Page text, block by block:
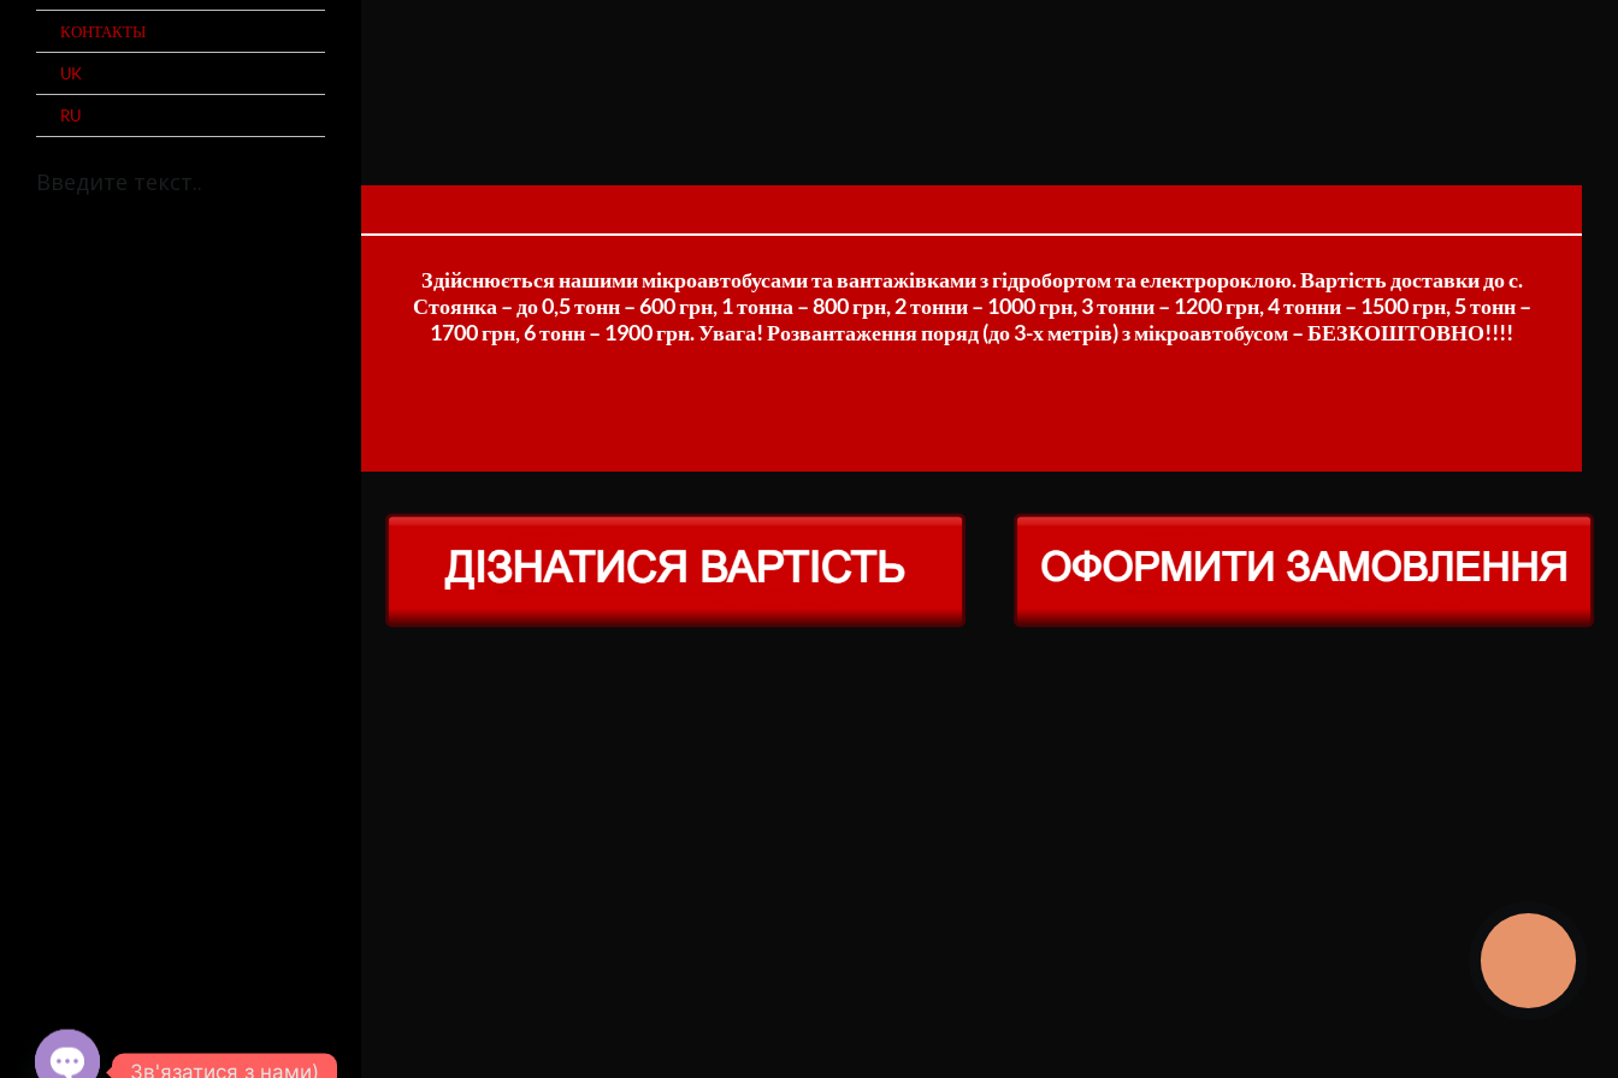
КОНТАКТЫ
UK
RU
Здійснюється нашими мікроавтобусами та вантажівками з гідробортом та електророклою. Вартість доставки до с.
Стоянка – до 0,5 тонн – 600 грн, 1 тонна – 800 грн, 2 тонни – 1000 грн, 3 тонни – 1200 грн, 4 тонни – 1500 грн, 5 тонн –
1700 грн, 6 тонн – 1900 грн. Увага! Розвантаження поряд (до 3-х метрів) з мікроавтобусом – БЕЗКОШТОВНО!!!!
Зв'язатися з нами)